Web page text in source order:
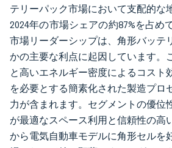
テリーパック市場において支配的な
2024年の市場シェアの約87%を占め
市場リーダーシップは、角形バッテ
かの主要な利点に起因しています。
と高いエネルギー密度によるコスト
を必要とする簡素化された製造プロ
力が含まれます。セグメントの優位
が最適なスペース利用と信頼性の高
から電気自動車モデルに角形セルを